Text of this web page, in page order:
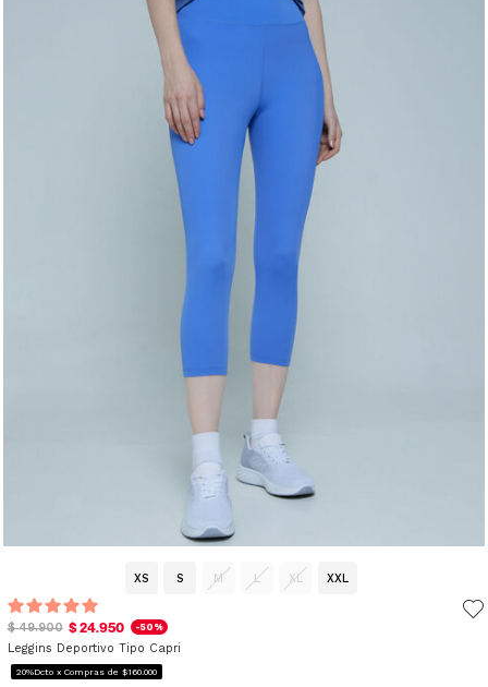
XS S M L XL XXL
$ 49.900 $ 24.950 -50%
Leggins Deportivo Tipo Capri
20%Dcto x Compras de $160.000